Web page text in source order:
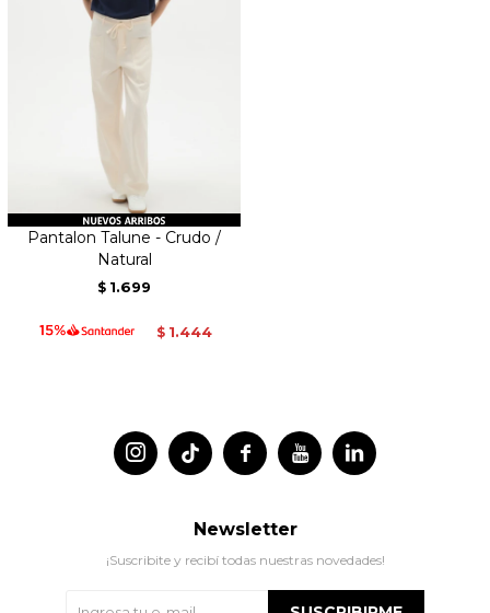
Pantalon Talune - Crudo /
Natural
$ 1.699
$ 1.444
 
 
Newsletter
¡Suscribite y recibí todas nuestras novedades!